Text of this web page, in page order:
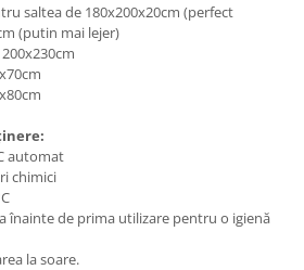
saltea de 180x200x20cm (perfect
(putin mai lejer)
automat
chimici
înainte de prima utilizare pentru o igienă
la soare.